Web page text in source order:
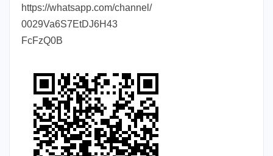
https://whatsapp.com/channel/
0029Va6S7EtDJ6H43
FcFzQ0B